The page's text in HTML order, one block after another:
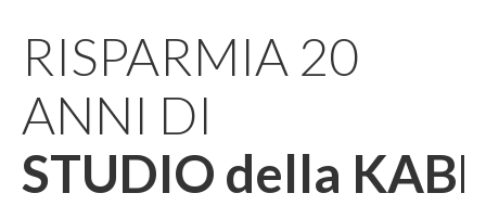
RISPARMIA 20
ANNI DI
STUDIO della